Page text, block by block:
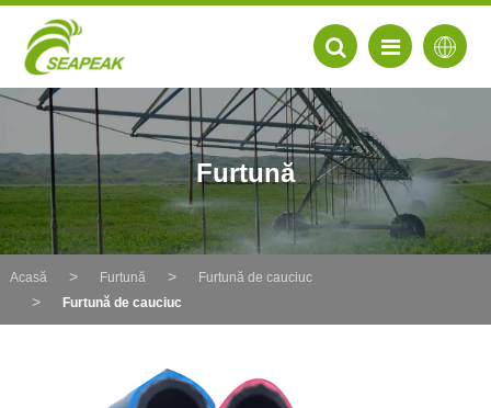
Furtună
Acasă Furtună
Furtună de cauciuc
Furtună de cauciuc